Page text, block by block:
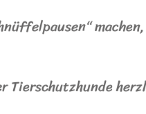
Tierschutzhunde